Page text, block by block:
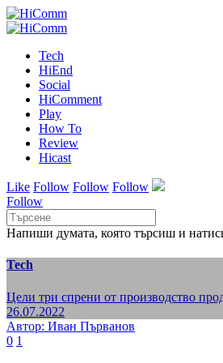
Tech
HiEnd
Social
HiComment
Play
How To
Review
Hicast
Like Follow Follow Follow
Follow
Напиши думата, която търсиш и
Tech
Цели три спрени от производство
26.07.2022
Автор: Иван Първанов
0 1